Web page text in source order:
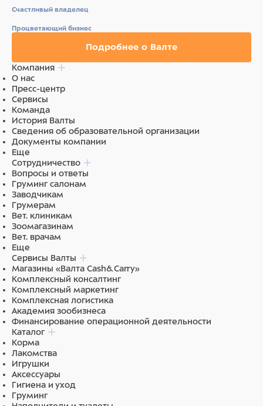
Состав
ударопрочный пластик
Счастливый владелец
Процветающий бизнес
Подробнее о Валте
Компания
О нас
Пресс-центр
Сервисы
Команда
История Валты
Сведения об образовательной организации
Документы компании
Еще
Сотрудничество
Вопросы и ответы
Груминг салонам
Заводчикам
Грумерам
Вет. клиникам
Зоомагазинам
Вет. врачам
Еще
Сервисы Валты
Магазины «Валта Cash&Carry»
Комплексный консалтинг
Комплексный маркетинг
Комплексная логистика
Академия зообизнеса
Финансирование операционной деятельности
Каталог
Корма
Лакомства
Игрушки
Аксессуары
Гигиена и уход
Груминг